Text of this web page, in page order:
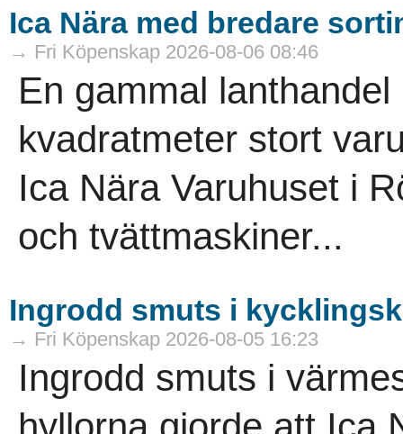
Ica Nära med bredare
→ Fri Köpenskap 2026-08-06 08:46
En gammal
kvadratmeter stort
Ica Nära Varuhuset i
och tvättmaskiner...
Ingrodd smuts i
→ Fri Köpenskap 2026-08-05 16:23
Ingrodd smuts i